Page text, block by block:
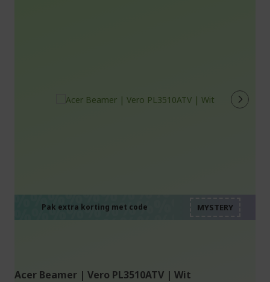
Pak extra korting met code
Acer Beamer | Vero PL3510ATV | Wit